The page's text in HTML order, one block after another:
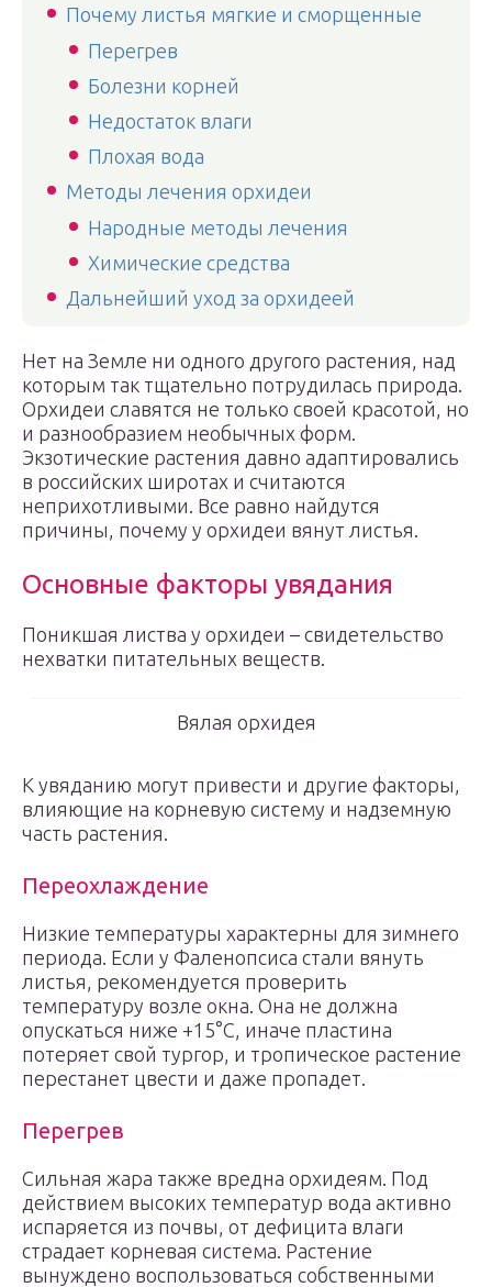
Почему листья мягкие и сморщенные
Перегрев
Болезни корней
Недостаток влаги
Плохая вода
Методы лечения орхидеи
Народные методы лечения
Химические средства
Дальнейший уход за орхидеей
Нет на Земле ни одного другого растения, над
которым так тщательно потрудилась природа.
Орхидеи славятся не только своей красотой, но
и разнообразием необычных форм.
Экзотические растения давно адаптировались
в российских широтах и считаются
неприхотливыми. Все равно найдутся
причины, почему у орхидеи вянут листья.
Основные факторы увядания
Поникшая листва у орхидеи – свидетельство
нехватки питательных веществ.
Вялая орхидея
К увяданию могут привести и другие факторы,
влияющие на корневую систему и надземную
часть растения.
Переохлаждение
Низкие температуры характерны для зимнего
периода. Если у Фаленопсиса стали вянуть
листья, рекомендуется проверить
температуру возле окна. Она не должна
опускаться ниже +15°С, иначе пластина
потеряет свой тургор, и тропическое растение
перестанет цвести и даже пропадет.
Перегрев
Сильная жара также вредна орхидеям. Под
действием высоких температур вода активно
испаряется из почвы, от дефицита влаги
страдает корневая система. Растение
вынуждено воспользоваться собственными